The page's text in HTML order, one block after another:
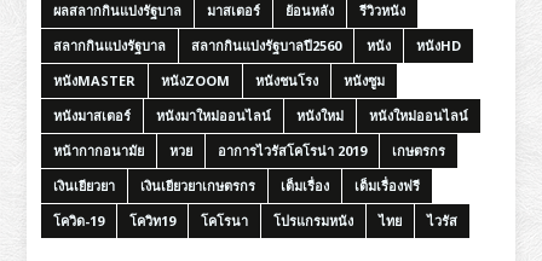
ผลสลากกินแบ่งรัฐบาล
มาสเตอร์ ย้อนหลัง
รีวิวหนัง
สลากกินแบ่งรัฐบาล
สลากกินแบ่งรัฐบาลปี2560 หนัง
หนังHD
หนังMASTER
หนังZOOM หนังชนโรง
หนังซูม
หนังมาสเตอร์
หนังมาใหม่ออนไลน์ หนังใหม่
หนังใหม่ออนไลน์
หน้ากากอนามัย
หวย อาการไวรัสโคโรน่า 2019
เกษตรกร
เงินเยียวยา
เงินเยียวยาเกษตรกร เต็มเรื่อง
เต็มเรื่องฟรี
โควิด-19
โควิท19 โคโรนา โปรแกรมหนัง ไทย ไวรัส